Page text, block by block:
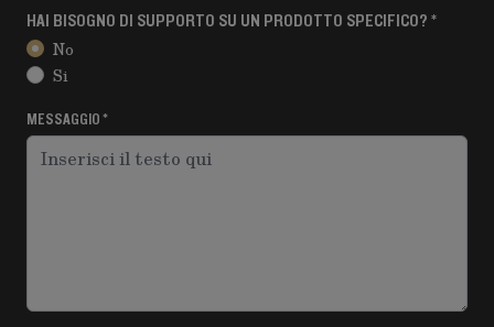
HAI BISOGNO DI SUPPORTO SU UN PRODOTTO SPECIFICO?
No
Si
MESSAGGIO